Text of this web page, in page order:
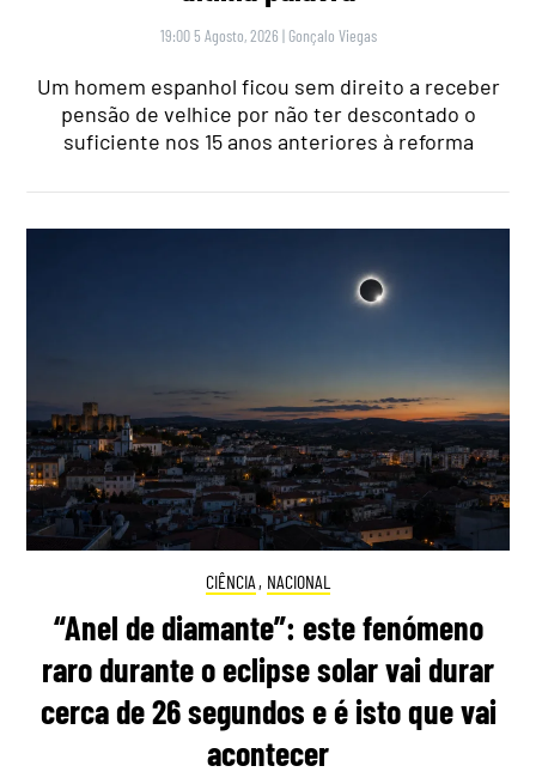
19:00 5 Agosto, 2026 | Gonçalo Viegas
Um homem espanhol ficou sem direito a receber
pensão de velhice por não ter descontado o
suficiente nos 15 anos anteriores à reforma
CIÊNCIA , NACIONAL
“Anel de diamante”: este fenómeno
raro durante o eclipse solar vai durar
cerca de 26 segundos e é isto que vai
acontecer